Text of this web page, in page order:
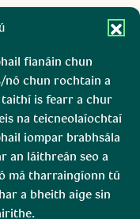
fianáin chun
nó chun rochtain a
taithí is fearr a chur
na teicneolaíochtaí
iompar brabhsála
an láithreán seo a
má tharraingíonn tú
a bheith aige sin
& Caomhnú
déanamh
Linn
Ciarraí
& Caomhnú